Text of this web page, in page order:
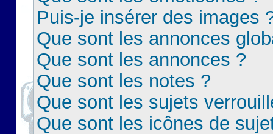
Puis-je insérer des images
Que sont les annonces
Que sont les annonces ?
Que sont les notes ?
Que sont les sujets
Que sont les icônes de